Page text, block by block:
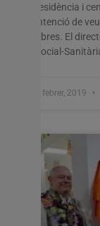
residència i
intenció de
obres. El
Social-
4 febrer, 2019